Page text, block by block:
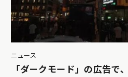
ニュース
「ダークモード」の広告で